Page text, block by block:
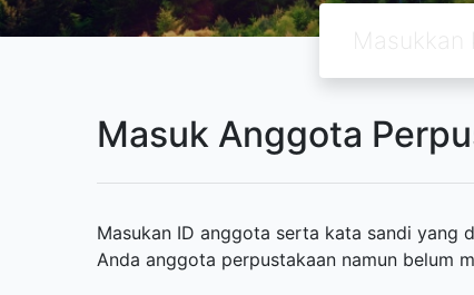
Masuk Anggota
Masukan ID anggota serta kata sandi yang
Anda anggota perpustakaan namun belum